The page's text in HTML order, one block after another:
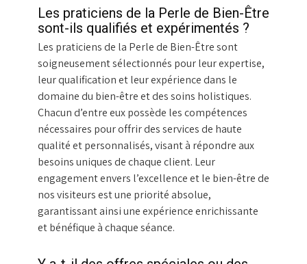
Les praticiens de la Perle de Bien-Être
sont-ils qualifiés et expérimentés ?
Les praticiens de la Perle de Bien-Être sont
soigneusement sélectionnés pour leur expertise,
leur qualification et leur expérience dans le
domaine du bien-être et des soins holistiques.
Chacun d’entre eux possède les compétences
nécessaires pour offrir des services de haute
qualité et personnalisés, visant à répondre aux
besoins uniques de chaque client. Leur
engagement envers l’excellence et le bien-être de
nos visiteurs est une priorité absolue,
garantissant ainsi une expérience enrichissante
et bénéfique à chaque séance.